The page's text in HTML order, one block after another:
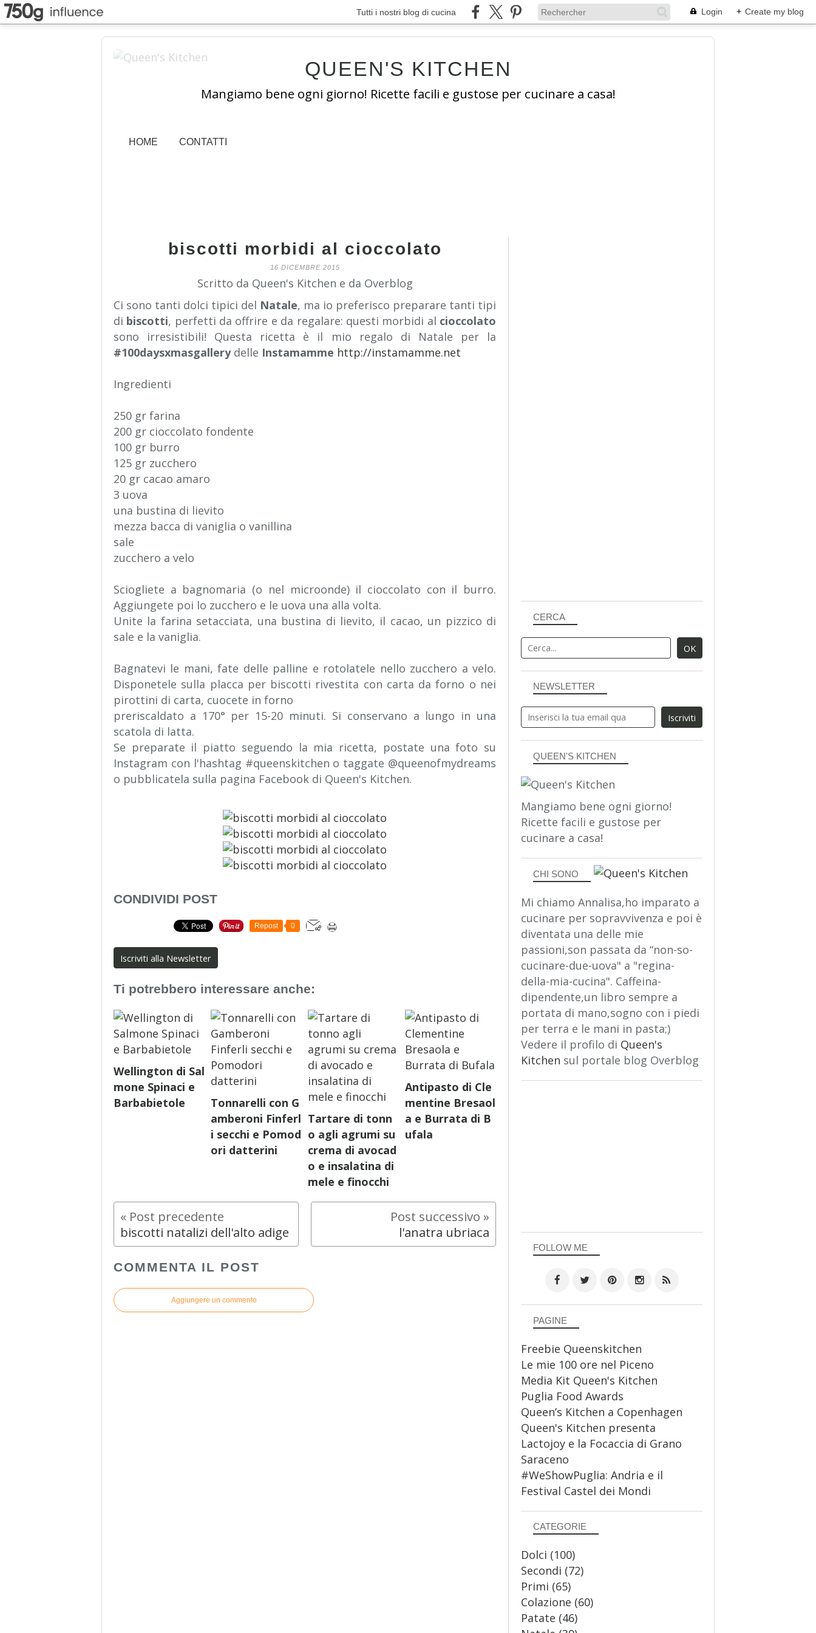
Tutti i nostri blog di cucina Login + Create my blog
QUEEN'S KITCHEN
Mangiamo bene ogni giorno! Ricette facili e gustose per cucinare a casa!
HOME CONTATTI
biscotti morbidi al cioccolato
16 DICEMBRE 2015
Scritto da Queen's Kitchen e da Overblog
Ci sono tanti dolci tipici del Natale, ma io preferisco preparare tanti tipi
di biscotti, perfetti da offrire e da regalare: questi morbidi al cioccolato
sono irresistibili! Questa ricetta è il mio regalo di Natale per la
#100daysxmasgallerydelle Instamamme http://instamamme.net
Ingredienti
250 gr farina
200 gr cioccolato fondente
100 gr burro
125 gr zucchero
20 gr cacao amaro
3 uova
una bustina di lievito
mezza bacca di vaniglia o vanillina
sale
zucchero a velo
Sciogliete a bagnomaria (o nel microonde) il cioccolato con il burro.
Aggiungete poi lo zucchero e le uova una alla volta.
Unite la farina setacciata, una bustina di lievito, il cacao, un pizzico di
sale e la vaniglia.
Bagnatevi le mani, fate delle palline e rotolatele nello zucchero a velo.
Disponetele sulla placca per biscotti rivestita con carta da forno o nei
pirottini di carta, cuocete in forno
preriscaldato a 170° per 15-20 minuti. Si conservano a lungo in una
scatola di latta.
Se preparate il piatto seguendo la mia ricetta, postate una foto su
Instagram con l'hashtag #queenskitchen o taggate @queenofmydreams
o pubblicatela sulla pagina Facebook di Queen's Kitchen.
CONDIVIDI POST
Repost 0
Iscriviti alla Newsletter
Ti potrebbero interessare anche:
Wellington di Sal
mone Spinaci e
Barbabietole
Tonnarelli con G
amberoni Finferl
i secchi e Pomod
ori datterini
Tartare di tonn
o agli agrumi su
crema di avocad
o e insalatina di
mele e finocchi
Antipasto di Cle
mentine Bresaol
a e Burrata di B
ufala
biscotti natalizi dell'alto adige l'anatra ubriaca
COMMENTA IL POST
Aggiungere un commento
NEWSLETTER
FOLLOW ME
CERCA
QUEEN'S KITCHEN
Mangiamo bene ogni giorno!
Ricette facili e gustose per
cucinare a casa!
CHI SONO
Mi chiamo Annalisa,ho imparato a
cucinare per sopravvivenza e poi è
diventata una delle mie
passioni,son passata da “non-so-
cucinare-due-uova" a "regina-
della-mia-cucina". Caffeina-
dipendente,un libro sempre a
portata di mano,sogno con i piedi
per terra e le mani in pasta;)
Vedere il profilo di Queen's
Kitchen sul portale blog Overblog
PAGINE
Freebie Queenskitchen
Le mie 100 ore nel Piceno
Media Kit Queen's Kitchen
Puglia Food Awards
Queen’s Kitchen a Copenhagen
Queen's Kitchen presenta
Lactojoy e la Focaccia di Grano
Saraceno
#WeShowPuglia: Andria e il
Festival Castel dei Mondi
CATEGORIE
Dolci (100)
Secondi (72)
Primi (65)
Colazione (60)
Patate (46)